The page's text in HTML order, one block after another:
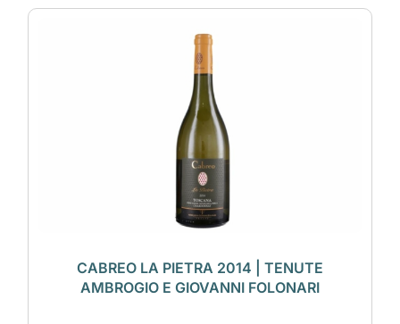
CABREO LA PIETRA 2014 | TENUTE
AMBROGIO E GIOVANNI FOLONARI